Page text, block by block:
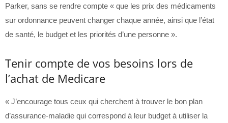
Parker, sans se rendre compte « que les prix des médicaments
sur ordonnance peuvent changer chaque année, ainsi que l’état
de santé, le budget et les priorités d’une personne ».
Tenir compte de vos besoins lors de
l’achat de Medicare
« J’encourage tous ceux qui cherchent à trouver le bon plan
d’assurance-maladie qui correspond à leur budget à utiliser la